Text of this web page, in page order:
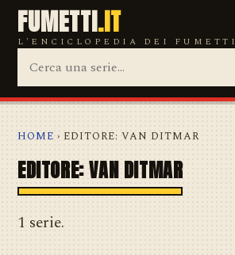
FUMETTI.IT
L'ENCICLOPEDIA DEI FUMETTI
HOME › EDITORE: VAN DITMAR
EDITORE: VAN DITMAR
1 serie.